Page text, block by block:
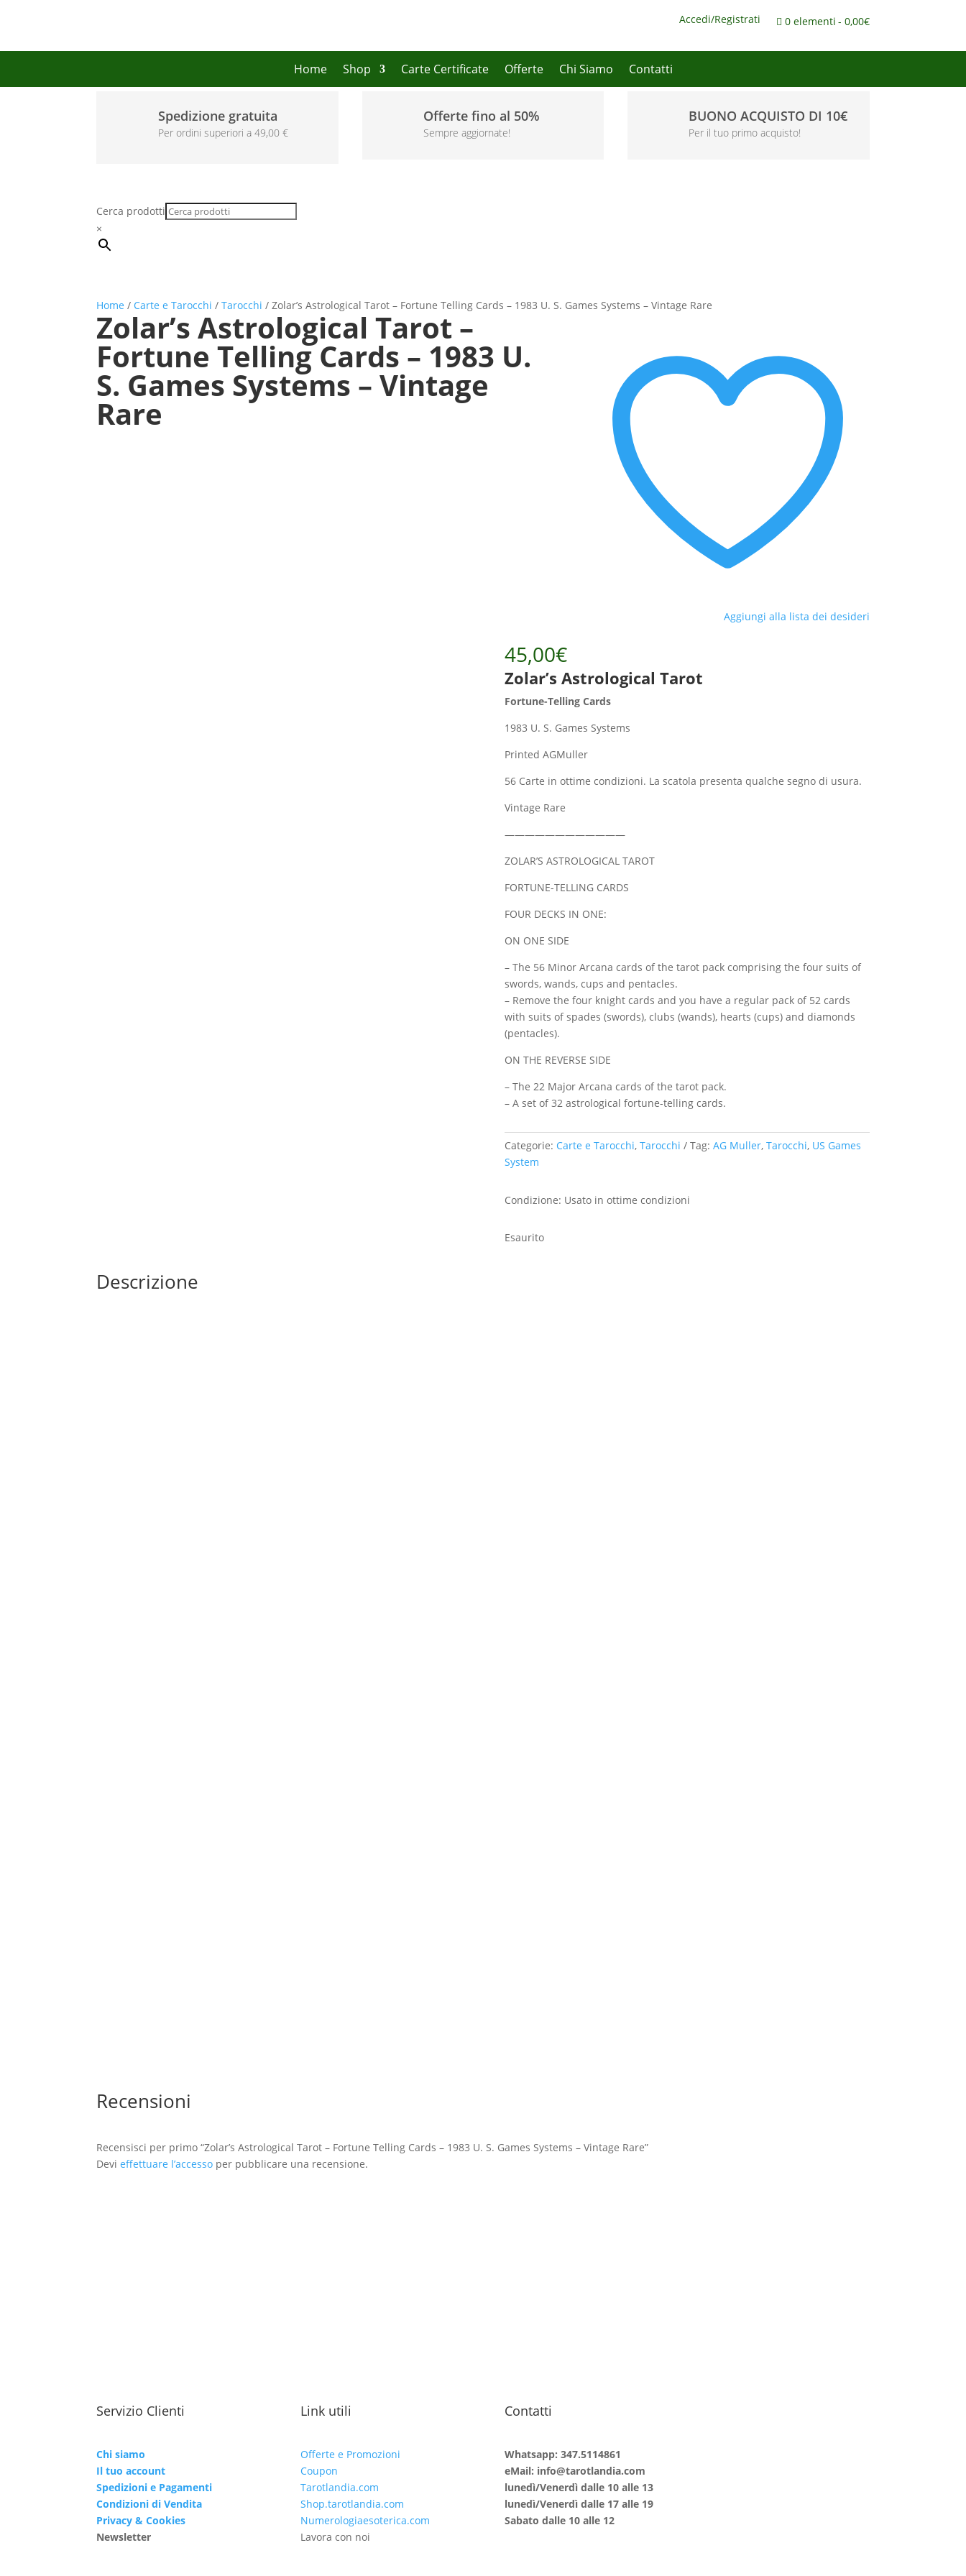
Accedi/Registrati 0 elementi 0,00€
Home Shop Carte Certificate Offerte Chi Siamo Contatti
Spedizione gratuita
Per ordini superiori a 49,00 €
Offerte fino al 50%
Sempre aggiornate!
BUONO ACQUISTO DI 10€
Per il tuo primo acquisto!
Cerca prodotti
×
Home / Carte e Tarocchi /Tarocchi / Zolar’s Astrological Tarot – Fortune Telling Cards – 1983 U. S. Games Systems – Vintage Rare
Zolar’s Astrological Tarot –
Fortune Telling Cards – 1983 U.
S. Games Systems – Vintage
Rare
Aggiungi alla lista dei desideri
45,00€
Zolar’s Astrological Tarot
Fortune-Telling Cards
1983 U. S. Games Systems
Printed AGMuller
56 Carte in ottime condizioni. La scatola presenta qualche segno di usura.
Vintage Rare
————————————
ZOLAR’S ASTROLOGICAL TAROT
FORTUNE-TELLING CARDS
FOUR DECKS IN ONE:
ON ONE SIDE
– The 56 Minor Arcana cards of the tarot pack comprising the four suits of
swords, wands, cups and pentacles.
– Remove the four knight cards and you have a regular pack of 52 cards
with suits of spades (swords), clubs (wands), hearts (cups) and diamonds
(pentacles).
ON THE REVERSE SIDE
– The 22 Major Arcana cards of the tarot pack.
– A set of 32 astrological fortune-telling cards.
Categorie: Carte e Tarocchi, Tarocchi Tag: AG Muller, Tarocchi, US Games
System
Condizione: Usato in ottime condizioni
Esaurito
Descrizione
Recensioni
Recensisci per primo “Zolar’s Astrological Tarot – Fortune Telling Cards – 1983 U. S. Games Systems – Vintage Rare”
Devieffettuare l’accesso per pubblicare una recensione.
Servizio Clienti
Chi siamo
Il tuo account
Spedizioni e Pagamenti
Condizioni di Vendita
Privacy & Cookies
Newsletter
Link utili
Offerte e Promozioni
Coupon
Tarotlandia.com
Shop.tarotlandia.com
Numerologiaesoterica.com
Lavora con noi
Contatti
Whatsapp: 347.5114861
eMail: info@tarotlandia.com
lunedì/Venerdì dalle 10 alle 13
lunedì/Venerdì dalle 17 alle 19
Sabato dalle 10 alle 12